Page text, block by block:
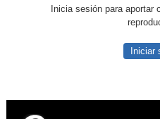
Inicia sesión para aportar
Iniciar